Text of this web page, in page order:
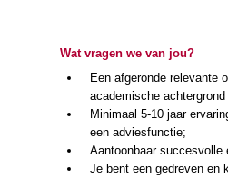
Wat vragen we van jou?
Een afgeronde relevante
academische
Minimaal 5-10 jaar
een adviesfunctie;
Aantoonbaar succesvolle
Je bent een gedreven en